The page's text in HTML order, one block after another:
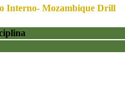
Interno- Mozambique Drill